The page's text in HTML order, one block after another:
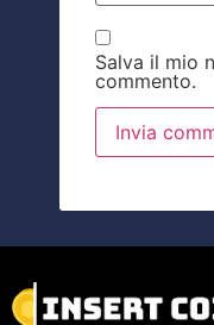
Salva il mio
commento.